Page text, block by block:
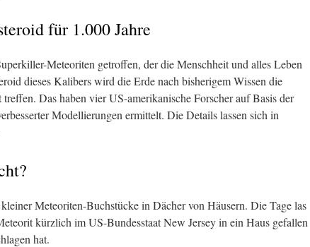
für 1.000 Jahre
Meteoriten getroffen, der die Menschheit und alles Leben
dieses Kalibers wird die Erde nach bisherigem Wissen die
Das haben vier US-amerikanische Forscher auf Basis der
Modellierungen ermittelt. Die Details lassen sich in
Meteoriten-Buchstücke in Dächer von Häusern. Die Tage las
kürzlich im US-Bundesstaat New Jersey in ein Haus gefallen
hat.